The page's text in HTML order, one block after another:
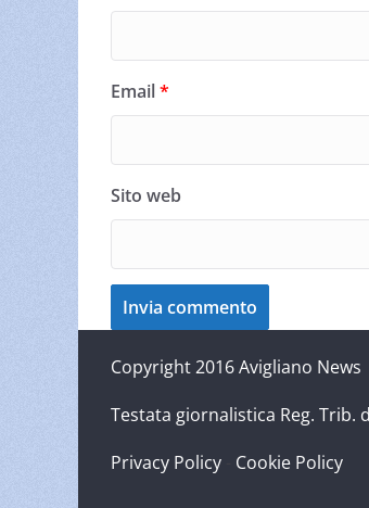
Email*
Sito web
Copyright 2016 Avigliano News
Testata giornalistica Reg. Trib.
Privacy Policy
Cookie Policy